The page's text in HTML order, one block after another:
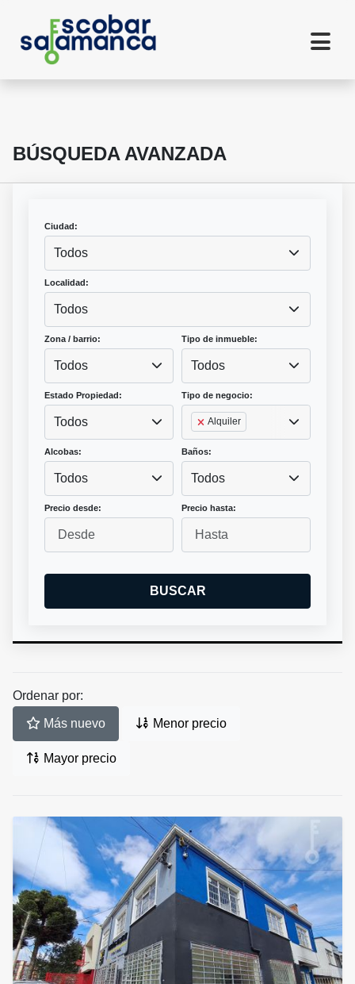
BÚSQUEDA AVANZADA
Ciudad:
Todos
Localidad:
Todos
Zona / barrio:
Todos
Tipo de inmueble:
Todos
Estado Propiedad:
Todos
Tipo de negocio:
Alquiler
Alcobas:
Todos
Baños:
Todos
Precio desde: Precio hasta:
BUSCAR
Ordenar por:
Más nuevo Menor precio
Mayor precio